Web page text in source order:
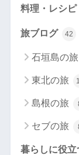
料理・レシピ
旅ブログ 42
石垣島の旅
東北の旅
島根の旅
セブの旅
暮らしに役立